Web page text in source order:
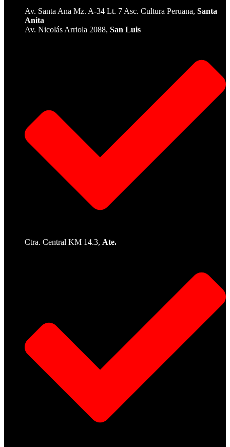
Av. Santa Ana Mz. A-34 Lt. 7 Asc. Cultura Peruana, Santa
Anita
Av. Nicolás Arriola 2088, San Luis
Ctra. Central KM 14.3, Ate.